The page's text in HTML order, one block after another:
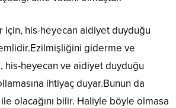
için, his-heyecan aidiyet duyduğu
giderme ve
his-heyecan ve aidiyet duyduğu
ihtiyaç duyar.Bunun da
olacağını bilir. Haliyle böyle olmasa